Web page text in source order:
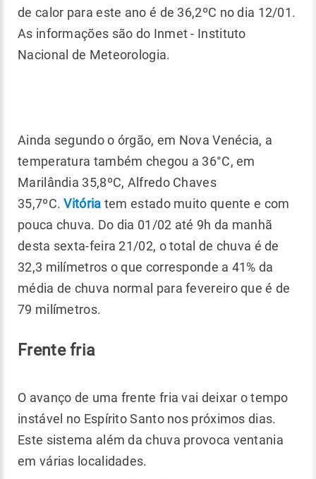
de calor para este ano é de 36,2ºC no dia 12/01.
As informações são do Inmet - Instituto
Nacional de Meteorologia.
Ainda segundo o órgão, em Nova Venécia, a
temperatura também chegou a 36°C, em
Marilândia 35,8ºC, Alfredo Chaves
35,7ºC.Vitória tem estado muito quente e com
pouca chuva. Do dia 01/02 até 9h da manhã
desta sexta-feira 21/02, o total de chuva é de
32,3 milímetros o que corresponde a 41% da
média de chuva normal para fevereiro que é de
79 milímetros.
Frente fria
O avanço de uma frente fria vai deixar o tempo
instável no Espírito Santo nos próximos dias.
Este sistema além da chuva provoca ventania
em várias localidades.